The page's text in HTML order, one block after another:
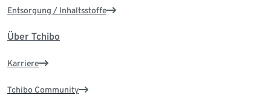
Entsorgung / Inhaltsstoffe
Über Tchibo
Karriere
Tchibo Community